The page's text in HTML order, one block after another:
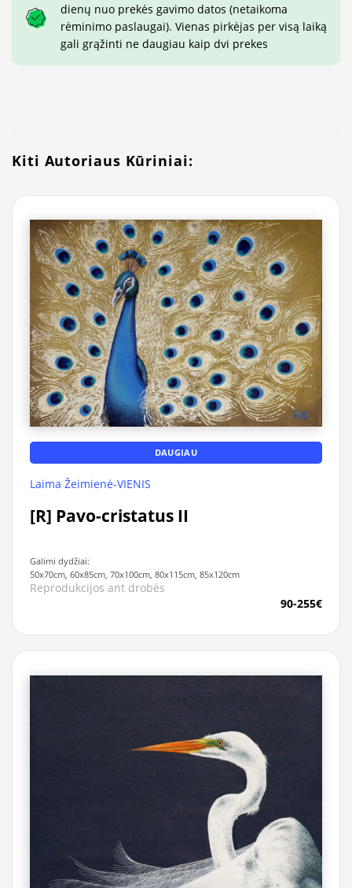
dienų nuo prekės gavimo datos (netaikoma
rėminimo paslaugai). Vienas pirkėjas per visą laiką
gali grąžinti ne daugiau kaip dvi prekes
Kiti Autoriaus Kūriniai:
DAUGIAU
Laima Žeimienė-VIENIS
[R] Pavo-cristatus II
Galimi dydžiai:
50x70cm, 60x85cm, 70x100cm, 80x115cm, 85x120cm
Reprodukcijos ant drobės
90-255€